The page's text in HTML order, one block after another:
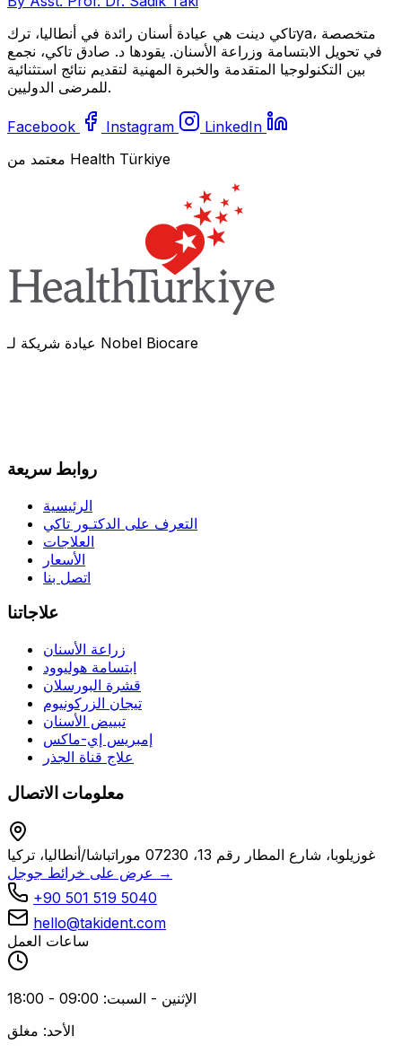
تاكي دينت هي عيادة أسنان رائدة في أنطاليا، تركya، متخصصة
في تحويل الابتسامة وزراعة الأسنان. يقودها د. صادق تاكي، نجمع
بين التكنولوجيا المتقدمة والخبرة المهنية لتقديم نتائج استثنائية
للمرضى الدوليين.
Facebook Instagram
LinkedIn
معتمد من Health Türkiye
عيادة شريكة لـ Nobel Biocare
روابط سريعة
الرئيسية
التعرف على الدكتـور تاكي
العلاجات
الأسعار
اتصل بنا
علاجاتنا
زراعة الأسنان
ابتسامة هوليوود
قشرة البورسلان
تيجان الزركونيوم
تبييض الأسنان
إمبريس إي-ماكس
علاج قناة الجذر
معلومات الاتصال
غوزيلوبا، شارع المطار رقم 13، 07230 موراتباشا/أنطاليا، تركيا
عرض على خرائط جوجل →
+90 501 519 5040
hello@takident.com
ساعات العمل
الإثنين - السبت: 09:00 - 18:00
الأحد: مغلق